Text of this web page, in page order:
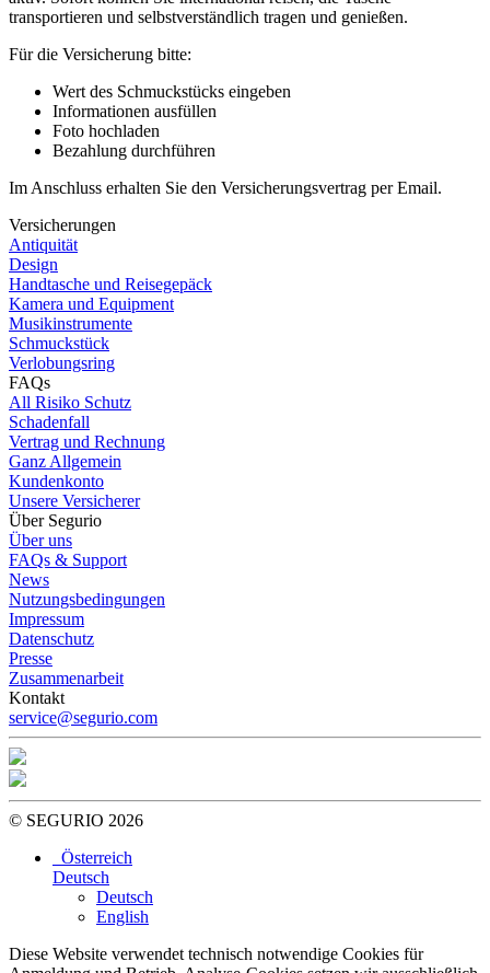
transportieren und selbstverständlich tragen und genießen.
Für die Versicherung bitte:
Wert des Schmuckstücks eingeben
Informationen ausfüllen
Foto hochladen
Bezahlung durchführen
Im Anschluss erhalten Sie den Versicherungsvertrag per Email.
Versicherungen
Antiquität
Design
Handtasche und Reisegepäck
Kamera und Equipment
Musikinstrumente
Schmuckstück
Verlobungsring
FAQs
All Risiko Schutz
Schadenfall
Vertrag und Rechnung
Ganz Allgemein
Kundenkonto
Unsere Versicherer
Über Segurio
Über uns
FAQs & Support
News
Nutzungsbedingungen
Impressum
Datenschutz
Presse
Zusammenarbeit
Kontakt
service@segurio.com
© SEGURIO 2026
Österreich
Deutsch
Deutsch
English
Diese Website verwendet technisch notwendige Cookies für